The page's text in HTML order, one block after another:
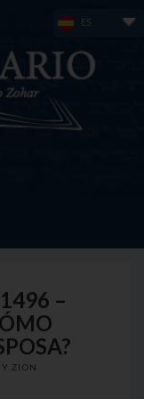
ES
–
ZION